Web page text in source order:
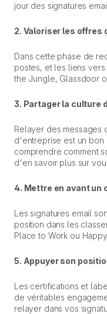
jour des signatures
2. Valoriser les offres
Dans cette phase de
postes, et les liens
the Jungle, Glassdoor
3. Partager la culture
Relayer des messages
d'entreprise est un
comprendre comment
d'en savoir plus sur
4. Mettre en avant un
Les signatures email
position dans les
Place to Work ou
5. Appuyer son
Les certifications et
de véritables
relayer dans vos